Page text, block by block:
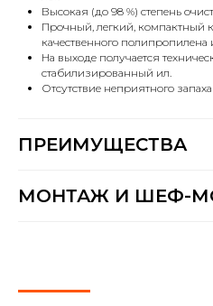
Высокая (до 98 %) степень
Прочный, легкий, компактный
качественного
На выходе получается
стабилизированный ил.
Отсутствие неприятного запаха
ПРЕИМУЩЕСТВА
МОНТАЖ И ШЕФ-
сточных вод.